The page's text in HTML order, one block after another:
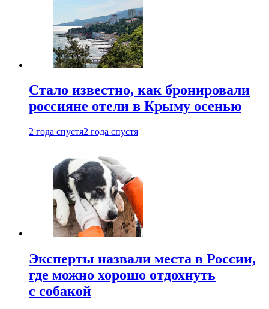
Стало известно, как бронировали
россияне отели в Крыму осенью
2 года спустя2 года спустя
Эксперты назвали места в России,
где можно хорошо отдохнуть
с собакой